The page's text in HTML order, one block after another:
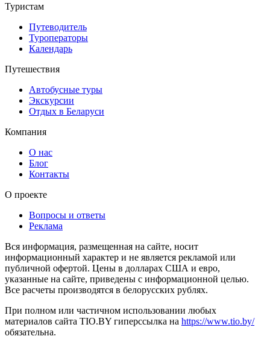
Туристам
Путеводитель
Туроператоры
Календарь
Путешествия
Автобусные туры
Экскурсии
Отдых в Беларуси
Компания
О нас
Блог
Контакты
О проекте
Вопросы и ответы
Реклама
Вся информация, размещенная на сайте, носит
информационный характер и не является рекламой или
публичной офертой. Цены в долларах США и евро,
указанные на сайте, приведены с информационной целью.
Все расчеты производятся в белорусских рублях.
При полном или частичном использовании любых
материалов сайта TIO.BY гиперссылка на https://www.tio.by/
обязательна.